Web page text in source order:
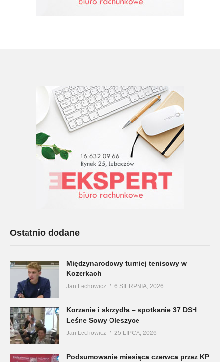
Ostatnio dodane
Międzynarodowy turniej tenisowy w
Kozerkach
Jan Lechowicz 6 SIERPNIA, 2026
Korzenie i skrzydła – spotkanie 37 DSH
Leśne Sowy Oleszyce
Jan Lechowicz 25 LIPCA, 2026
Podsumowanie miesiąca czerwca przez KP